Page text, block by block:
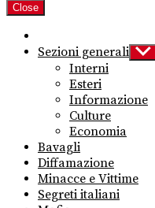
Close
Sezioni generali Show
sub
Interni
Esteri
Informazione
Culture
Economia
Bavagli
Diffamazione
Minacce e Vittime
Segreti italiani